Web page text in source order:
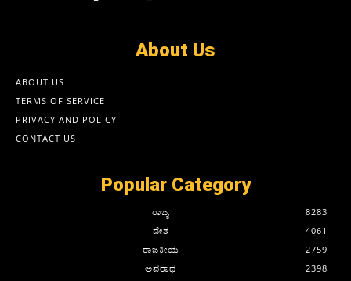
About Us
ABOUT US
TERMS OF SERVICE
PRIVACY AND POLICY
CONTACT US
Popular Category
ರಾಜ್ಯ
8283
ದೇಶ
4061
ರಾಜಕೀಯ
2759
ಅಪರಾಧ
2398